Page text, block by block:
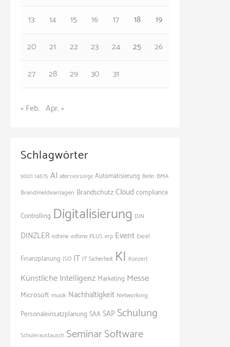
13
14 15 16 17 18
19
20
21 22 23 24 25
26
27
28 29 30 31
« Feb. Apr. »
Schlagwörter
9001 14675 AI altersvorsorge Automatisierung Berlin BMA
Brandmeldeanlagen BrandschutzCloud compliance
Controlling Digitalisierung DIN
DINZLER edtime edtime PLUS erp Event Excel
Finanzplanung ISO IT IT Sicherheit KI Konzert
Künstliche Intelligenz Marketing Messe
Microsoft musik Nachhaltigkeit Networking
Personaleinsatzplanung SAASAP Schulung
Schüleraustausch SeminarSoftware